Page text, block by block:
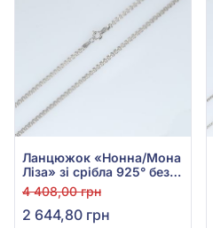
Ланцюжок «Нонна/Мона
Ліза» зі срібла 925° без
вставки, арт. 813Р 1
4 408,00 грн
2 644,80 грн